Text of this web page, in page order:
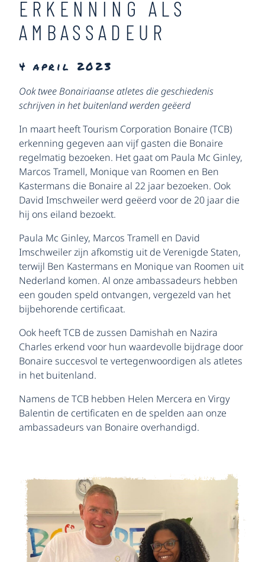
ERKENNING ALS
AMBASSADEUR
4 april 2023
Ook twee Bonairiaanse atletes die geschiedenis
schrijven in het buitenland werden geëerd
In maart heeft Tourism Corporation Bonaire (TCB)
erkenning gegeven aan vijf gasten die Bonaire
regelmatig bezoeken. Het gaat om Paula Mc Ginley,
Marcos Tramell, Monique van Roomen en Ben
Kastermans die Bonaire al 22 jaar bezoeken. Ook
David Imschweiler werd geëerd voor de 20 jaar die
hij ons eiland bezoekt.
Paula Mc Ginley, Marcos Tramell en David
Imschweiler zijn afkomstig uit de Verenigde Staten,
terwijl Ben Kastermans en Monique van Roomen uit
Nederland komen. Al onze ambassadeurs hebben
een gouden speld ontvangen, vergezeld van het
bijbehorende certificaat.
Ook heeft TCB de zussen Damishah en Nazira
Charles erkend voor hun waardevolle bijdrage door
Bonaire succesvol te vertegenwoordigen als atletes
in het buitenland.
Namens de TCB hebben Helen Mercera en Virgy
Balentin de certificaten en de spelden aan onze
ambassadeurs van Bonaire overhandigd.